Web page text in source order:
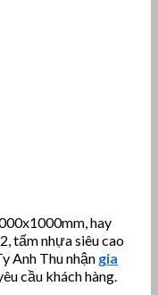
hay
tấm nhựa siêu cao
Anh Thu nhận gia
cầu khách hàng.